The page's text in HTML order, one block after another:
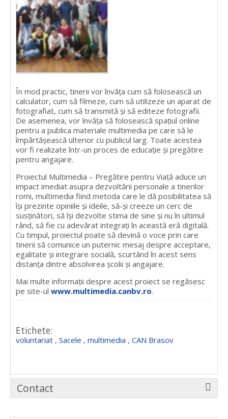
În mod practic, tinerii vor învăța cum să folosească un
calculator, cum să filmeze, cum să utilizeze un aparat de
fotografiat, cum să transmită și să editeze fotografii.
De asemenea, vor învăța să folosească spațiul online
pentru a publica materiale multimedia pe care să le
împărtășească ulterior cu publicul larg. Toate acestea
vor fi realizate într-un proces de educație și pregătire
pentru angajare.
Proiectul Multimedia – Pregătire pentru Viață aduce un
impact imediat asupra dezvoltării personale a tinerilor
romi, multimedia fiind metoda care le dă posibilitatea să
își prezinte opiniile și ideile, să-și creeze un cerc de
susținători, să își dezvolte stima de sine și nu în ultimul
rând, să fie cu adevărat integrați în această eră digitală.
Cu timpul, proiectul poate să devină o voce prin care
tinerii să comunice un puternic mesaj despre acceptare,
egalitate și integrare socială, scurtând în acest sens
distanța dintre absolvirea școlii și angajare.
Mai multe informații despre acest proiect se regăsesc
pe site-ul www.multimedia.canbv.ro.
Etichete:
voluntariat, Sacele , multimedia , CAN Brasov
Contact